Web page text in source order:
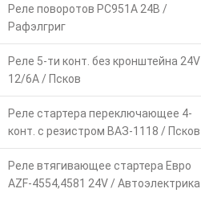
Реле поворотов РС951А 24В /
Рафэлгриг
Реле 5-ти конт. без кронштейна 24V
12/6А / Псков
Реле стартера переключающее 4-
конт. с резистром ВАЗ-1118 / Псков
Реле втягивающее стартера Евро
AZF-4554,4581 24V / Автоэлектрика